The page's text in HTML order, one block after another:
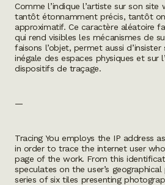
Comme l’indique l’artiste sur son
tantôt étonnamment précis, tantôt
approximatif. Ce caractère aléatoire
qui rend visibles les mécanismes de
faisons l’objet, permet aussi
inégale des espaces physiques et sur
dispositifs de traçage.
—
Tracing You employs the IP address
in order to trace the internet user
page of the work. From this
speculates on the user’s
series of six tiles presenting